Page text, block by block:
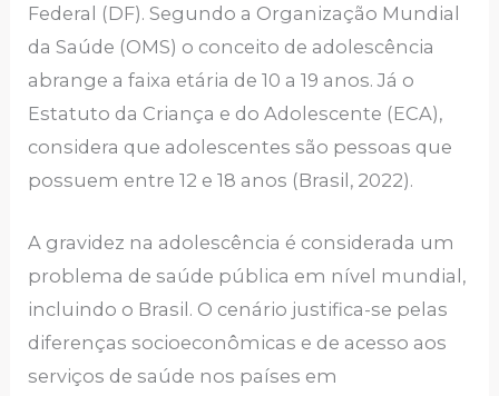
Federal (DF). Segundo a Organização Mundial
da Saúde (OMS) o conceito de adolescência
abrange a faixa etária de 10 a 19 anos. Já o
Estatuto da Criança e do Adolescente (ECA),
considera que adolescentes são pessoas que
possuem entre 12 e 18 anos (Brasil, 2022).
A gravidez na adolescência é considerada um
problema de saúde pública em nível mundial,
incluindo o Brasil. O cenário justifica-se pelas
diferenças socioeconômicas e de acesso aos
serviços de saúde nos países em